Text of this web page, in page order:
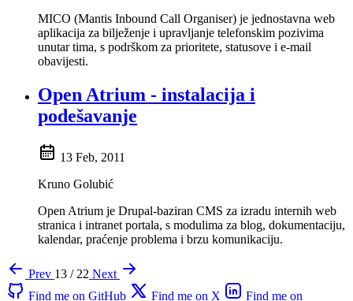
MICO (Mantis Inbound Call Organiser) je jednostavna web
aplikacija za bilježenje i upravljanje telefonskim pozivima
unutar tima, s podrškom za prioritete, statusove i e-mail
obavijesti.
Open Atrium - instalacija i
podešavanje
13 Feb, 2011
Kruno Golubić
Open Atrium je Drupal-baziran CMS za izradu internih web
stranica i intranet portala, s modulima za blog, dokumentaciju,
kalendar, praćenje problema i brzu komunikaciju.
Prev 13 / 22 Next
Find me on GitHub
Find me on X Find me on